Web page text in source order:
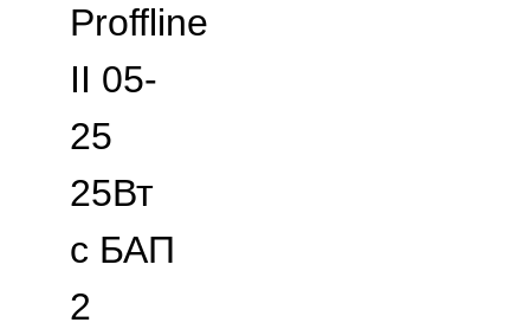
Proffline
II 05-
25
25Вт
с БАП
2